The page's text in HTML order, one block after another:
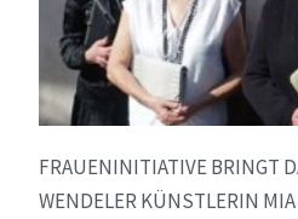
FRAUENINITIATIVE BRINGT
WENDELER KÜNSTLERIN